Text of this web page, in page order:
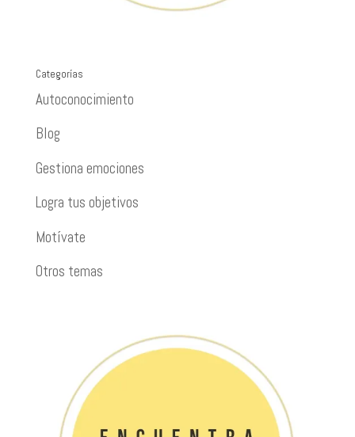
Categorías
Autoconocimiento
Blog
Gestiona emociones
Logra tus objetivos
Motívate
Otros temas